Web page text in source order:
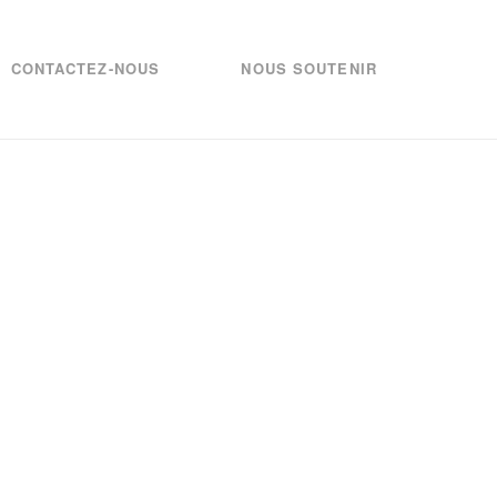
CONTACTEZ-NOUS NOUS SOUTENIR